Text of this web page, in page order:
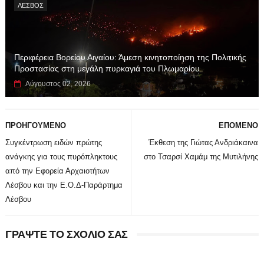
ΛΕΣΒΟΣ
Περιφέρεια Βορείου Αιγαίου: Άμεση κινητοποίηση της Πολιτικής
Προστασίας στη μεγάλη πυρκαγιά του Πλωμαρίου
Αύγουστος 02, 2026
ΕΠΟΜΕΝΟ
Έκθεση της Γιώτας Ανδριάκαινα
στο Τσαρσί Χαμάμ της Μυτιλήνης
ΠΡΟΗΓΟΥΜΕΝΟ
Συγκέντρωση ειδών πρώτης
ανάγκης για τους πυρόπληκτους
από την Εφορεία Αρχαιοτήτων
Λέσβου και την Ε.Ο.Δ-Παράρτημα
Λέσβου
ΓΡΑΨΤΕ ΤΟ ΣΧΟΛΙΟ ΣΑΣ